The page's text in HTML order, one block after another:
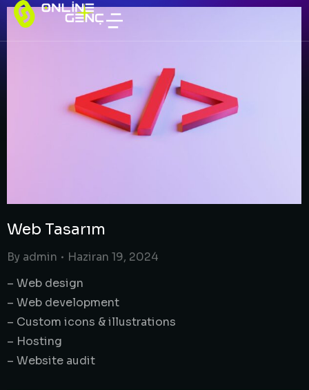
Web Tasarım
By admin
Haziran 19, 2024
– Web design
– Web development
– Custom icons & illustrations
– Hosting
– Website audit